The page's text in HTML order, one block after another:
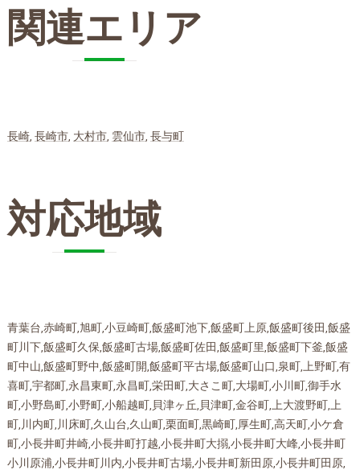
関連エリア
長崎, 長崎市, 大村市, 雲仙市, 長与町
対応地域
青葉台,赤崎町,旭町,小豆崎町,飯盛町池下,飯盛町上原,飯盛町後田,飯盛
町川下,飯盛町久保,飯盛町古場,飯盛町佐田,飯盛町里,飯盛町下釜,飯盛
町中山,飯盛町野中,飯盛町開,飯盛町平古場,飯盛町山口,泉町,上野町,有
喜町,宇都町,永昌東町,永昌町,栄田町,大さこ町,大場町,小川町,御手水
町,小野島町,小野町,小船越町,貝津ヶ丘,貝津町,金谷町,上大渡野町,上
町,川内町,川床町,久山台,久山町,栗面町,黒崎町,厚生町,高天町,小ケ倉
町,小長井町井崎,小長井町打越,小長井町大搦,小長井町大峰,小長井町
小川原浦,小長井町川内,小長井町古場,小長井町新田原,小長井町田原,